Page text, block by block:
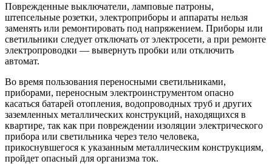
Поврежденные выключатели, ламповые патроны,
штепсельные розетки, электроприборы и аппараты нельзя
заменять или ремонтировать под напряжением. Приборы или
светильники следует отключать от электросети, а при ремонте
электропроводки — вывернуть пробки или отключить
автомат.
Во время пользования переносными светильниками,
приборами, переносным электроинструментом опасно
касаться батарей отопления, водопроводных труб и других
заземленных металлических конструкций, находящихся в
квартире, так как при повреждении изоляции электрического
прибора или светильника через тело человека,
прикоснувшегося к указанным металлическим конструкциям,
пройдет опасный для организма ток.